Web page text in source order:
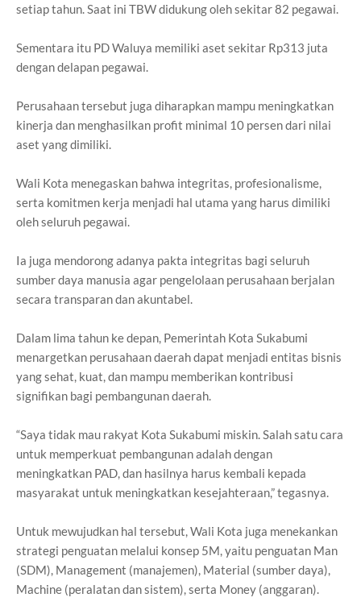
setiap tahun. Saat ini TBW didukung oleh sekitar 82 pegawai.
Sementara itu PD Waluya memiliki aset sekitar Rp313 juta
dengan delapan pegawai.
Perusahaan tersebut juga diharapkan mampu meningkatkan
kinerja dan menghasilkan profit minimal 10 persen dari nilai
aset yang dimiliki.
Wali Kota menegaskan bahwa integritas, profesionalisme,
serta komitmen kerja menjadi hal utama yang harus dimiliki
oleh seluruh pegawai.
Ia juga mendorong adanya pakta integritas bagi seluruh
sumber daya manusia agar pengelolaan perusahaan berjalan
secara transparan dan akuntabel.
Dalam lima tahun ke depan, Pemerintah Kota Sukabumi
menargetkan perusahaan daerah dapat menjadi entitas bisnis
yang sehat, kuat, dan mampu memberikan kontribusi
signifikan bagi pembangunan daerah.
“Saya tidak mau rakyat Kota Sukabumi miskin. Salah satu cara
untuk memperkuat pembangunan adalah dengan
meningkatkan PAD, dan hasilnya harus kembali kepada
masyarakat untuk meningkatkan kesejahteraan,” tegasnya.
Untuk mewujudkan hal tersebut, Wali Kota juga menekankan
strategi penguatan melalui konsep 5M, yaitu penguatan Man
(SDM), Management (manajemen), Material (sumber daya),
Machine (peralatan dan sistem), serta Money (anggaran).